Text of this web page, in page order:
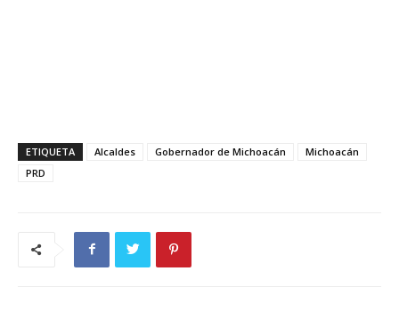
ETIQUETA Alcaldes Gobernador de Michoacán
Michoacán
PRD